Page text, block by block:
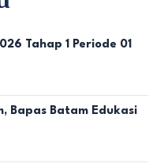
Tahap 1 Periode 01
Bapas Batam Edukasi